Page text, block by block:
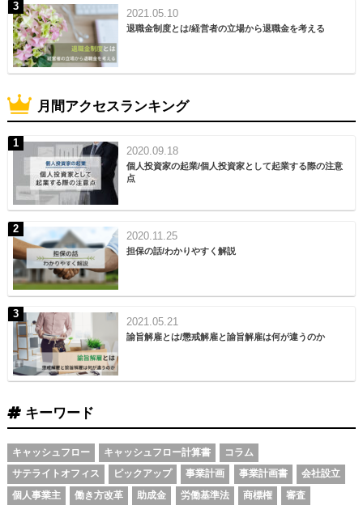
2021.05.10
退職金制度とは/経営者の立場から退職金を考える
月間アクセスランキング
2020.09.18
個人投資家の起業/個人投資家として起業する際の注意
点
2020.11.25
担保の話/わかりやすく解説
2021.05.21
諭旨解雇とは/懲戒解雇と諭旨解雇は何が違うのか
キーワード
キャッシュフロー キャッシュフロー計算書
コラム
サテライトオフィス
ピックアップ 事業計画 事業計画書
会社設立
個人事業主
働き方改革 助成金 労働基準法 商標権
審査